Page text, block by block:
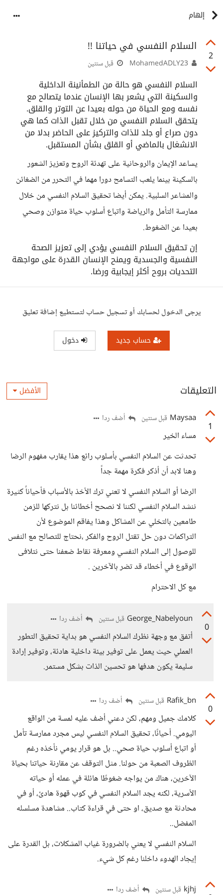
إلهام
2
السلام النفسي في حياتنا !!
قبل سنتين
السلام النفسي هو حالة من الطمأنينة الداخلية
والسكينة التي يشعر بها الإنسان عندما يتصالح مع
نفسه ومع الحياة من حوله بعيدا عن التوتر والقلق.
يتحقق السلام النفسي من خلال تقبل الذات كما هي
دون صراع أو جلد للذات والتركيز على الحاضر بدلا من
الانشغال بالماضي أو القلق بشأن المستقبل.
يساعد الإيمان والروحانية على تهدئة الروح وتعزيز الشعور
بالسكينة بينما يلعب التسامح دورا مهما في التحرر من الضغائن
والمشاعر السلبية. يمكن أيضا تحقيق السلام النفسي من خلال
ممارسة التأمل والرياضة واتباع أسلوب حياة متوازن وصحي
بعيدا عن الضغوط.
إن تحقيق السلام النفسي يؤدي إلى تعزيز الصحة
النفسية والجسدية ويمنح الإنسان القدرة على مواجهة
التحديات بروح أكثر إيجابية ورضا.
يرجى الدخول لحسابك أو تسجيل حساب لتستطيع إضافة تعليق
حساب جديد دخول
التعليقات الأفضل
1
Maysaa قبل سنتين أضف ردا
مساء الخير
تحدثت عن السلام النفسي بأسلوب رائع هذا يقارب مفهوم الرضا
وهنا لابد أن أذكر فكرة مهمة جداً
الرضا أو السلام النفسي لا تعني ترك الأخذ بالأسباب فأحياناً كثيرة
ننشد السلام النفسي لكننا لا نصحح أخطائنا بل نتركها للزمن
طامعين بالتخلي عن المشاكل وهذا يفاقم الموضوع لأن
التراكمات دون حل تقتل الروح والفكر ،نحتاج للتصالح مع النفس
للوصول إلى السلام النفسي ومعرفة نقاط ضعفنا حتى نتلافى
الوقوع في أخطاء قد تضر بالآخرين .
مع كل الاحترام
0
George_Nabelyoun قبل سنتين أضف ردا
أتفق مع وجهة نظرك السلام النفسي هو بداية تحقيق التطور
العملي حيث يعمل على توفير بيئة داخلية هادئة، وتوفير إرادة
سليمة يكون هدفها هو تحسين الذات بشكل مستمر.
0
Rafik_bn قبل سنتين أضف ردا
كلامك جميل ومهم، لكن دعني أضف عليه لمسة من الواقع
اليومي. أحيانًا، تحقيق السلام النفسي ليس مجرد ممارسة تأمل
أو اتباع أسلوب حياة صحي.. بل هو قرار يومي نأخذه رغم
الظروف الصعبة من حولنا. مثل التوقف عن مقارنة حياتنا بحياة
الآخرين، هناك من يواجه ضغوطًا هائلة في عمله أو حياته
الأسرية، لكنه يجد السلام النفسي في كوب قهوة هادئ، أو في
محادثة مع صديق، او حتى في قراءة كتاب.. مشاهدة مسلسله
المفضل..
السلام النفسي لا يعني بالضرورة غياب المشكلات، بل القدرة على
إيجاد الهدوء داخلنا رغم كل شيء.
kjhj قبل سنتين أضف ردا